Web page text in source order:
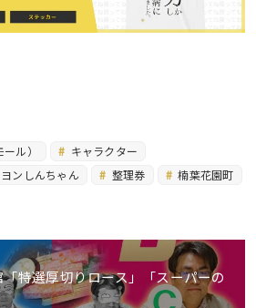
ル）
キャラクター
ンしんちゃん 整理券
楠葉花園町
特選厚切りロース」「スーパーの